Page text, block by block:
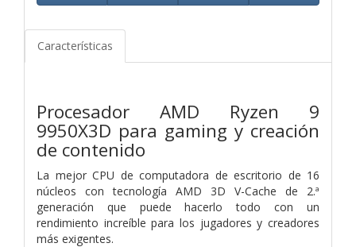
Características
Procesador AMD Ryzen 9
9950X3D para gaming y creación
de contenido
La mejor CPU de computadora de escritorio de 16
núcleos con tecnología AMD 3D V-Cache de 2.ª
generación que puede hacerlo todo con un
rendimiento increíble para los jugadores y creadores
más exigentes.